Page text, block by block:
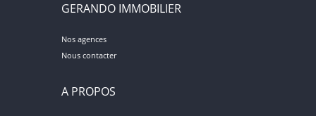
GERANDO IMMOBILIER
Nos agences
Nous contacter
A PROPOS